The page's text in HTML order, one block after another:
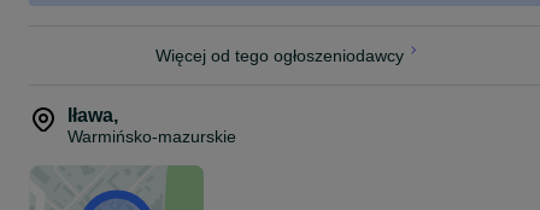
Drewno nie jest barwione – zachowuje swój naturalny kolor i
stylu:
skandynawskim
rustykalnym
Więcej od tego ogłoszeniodawcy
Iława,
Warmińsko-mazurskie